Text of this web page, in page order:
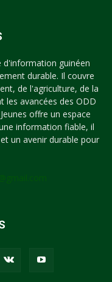
d'information guinéen
durable. Il couvre
de l'agriculture, de la
les avancées des ODD
offre un espace
information fiable, il
un avenir durable pour